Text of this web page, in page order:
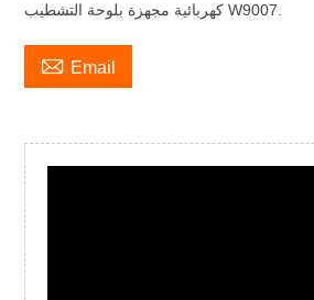
كهربائية مجهزة بلوحة التشطيب W9007.
 Email